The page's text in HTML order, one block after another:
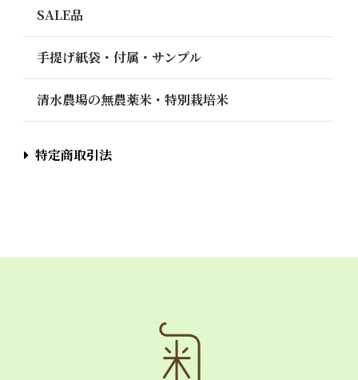
SALE品
手提げ紙袋・付属・サンプル
清水農場の無農薬米・特別栽培米
特定商取引法